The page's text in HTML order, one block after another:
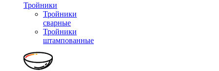
Тройники
Тройники
сварные
Тройники
штампованные